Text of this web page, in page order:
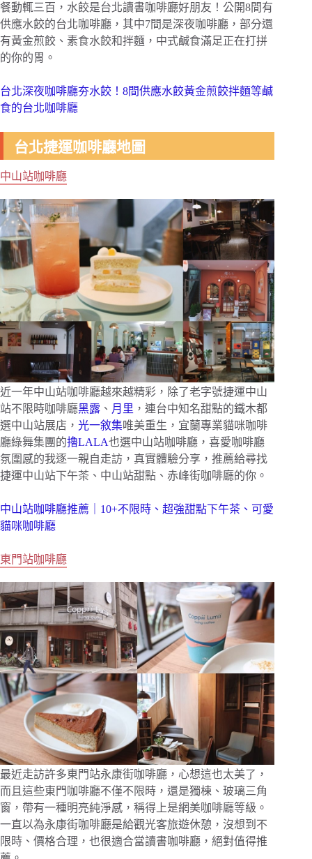
餐動輒三百，水餃是台北讀書咖啡廳好朋友！公開8間有
供應水餃的台北咖啡廳，其中7間是深夜咖啡廳，部分還
有黃金煎餃、素食水餃和拌麵，中式鹹食滿足正在打拼
的你的胃。
台北深夜咖啡廳夯水餃！8間供應水餃黃金煎餃拌麵等鹹
食的台北咖啡廳
台北捷運咖啡廳地圖
中山站咖啡廳
近一年中山站咖啡廳越來越精彩，除了老字號捷運中山
站不限時咖啡廳黑露 、 月里 ，連台中知名甜點的鐵木都
選中山站展店， 光一敘集唯美重生，宜蘭專業貓咪咖啡
廳綠舞集團的擼LALA也選中山站咖啡廳，喜愛咖啡廳
氛圍感的我逐一親自走訪，真實體驗分享，推薦給尋找
捷運中山站下午茶、中山站甜點、赤峰街咖啡廳的你。
中山站咖啡廳推薦｜10+不限時、超強甜點下午茶、可愛
貓咪咖啡廳
東門站咖啡廳
最近走訪許多東門站永康街咖啡廳，心想這也太美了，
而且這些東門咖啡廳不僅不限時，還是獨棟、玻璃三角
窗，帶有一種明亮純淨感，稱得上是網美咖啡廳等級。
一直以為永康街咖啡廳是給觀光客旅遊休憩，沒想到不
限時、價格合理，也很適合當讀書咖啡廳，絕對值得推